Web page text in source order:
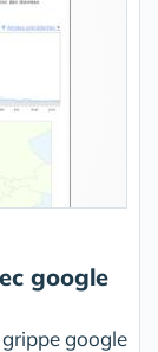
google
google